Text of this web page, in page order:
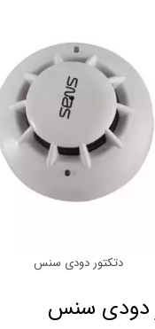
دتکتور دودی سنس
دودی سنس